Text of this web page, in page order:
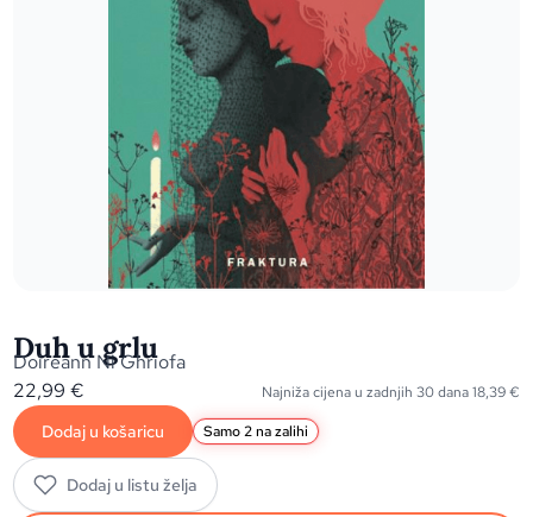
Duh u grlu
Doireann Ni Ghriofa
22,99€ Najniža cijena u zadnjih 30 dana18,39€
Dodaj u košaricu Samo 2 na zalihi
Dodaj u listu želja